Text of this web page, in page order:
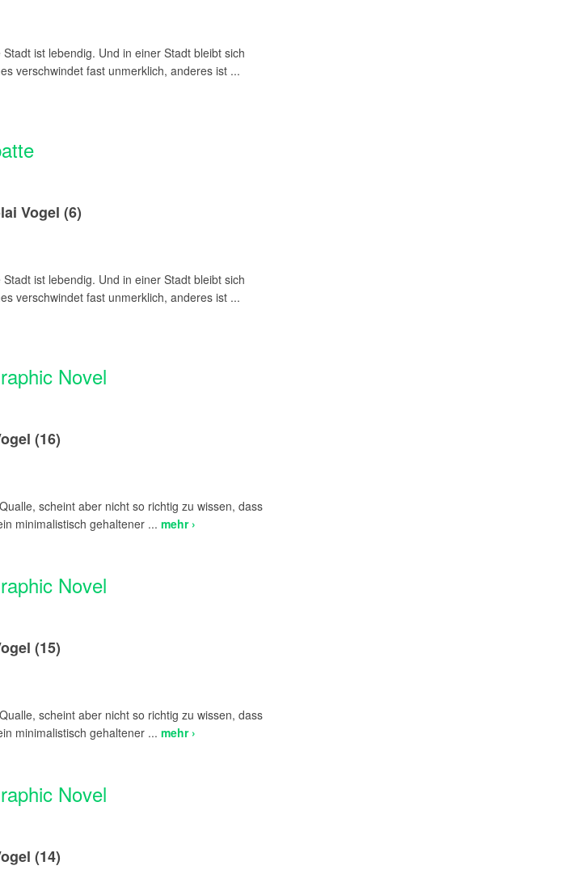
ist lebendig. Und in einer Stadt bleibt sich
verschwindet fast unmerklich, anderes ist ...
Vogel (6)
ist lebendig. Und in einer Stadt bleibt sich
verschwindet fast unmerklich, anderes ist ...
Novel
(16)
scheint aber nicht so richtig zu wissen, dass
minimalistisch gehaltener ... mehr ›
Novel
(15)
scheint aber nicht so richtig zu wissen, dass
minimalistisch gehaltener ... mehr ›
Novel
(14)